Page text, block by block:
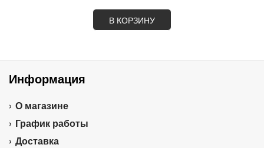
В КОРЗИНУ
Информация
О магазине
График работы
Доставка